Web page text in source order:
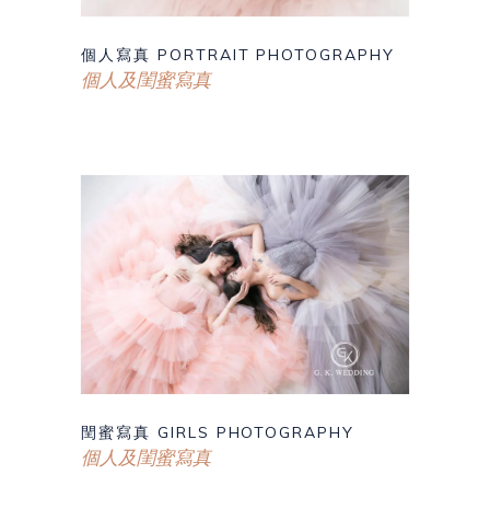
個人寫真 PORTRAIT PHOTOGRAPHY
個人及閨蜜寫真
閏蜜寫真 GIRLS PHOTOGRAPHY
個人及閨蜜寫真